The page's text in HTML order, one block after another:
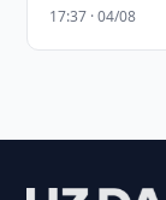
17:37 · 04/08